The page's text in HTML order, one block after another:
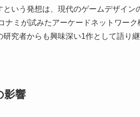
いう発想は、現代のゲームデザイン
ナミが試みたアーケードネットワー
究者からも興味深い1作として語り継
影響